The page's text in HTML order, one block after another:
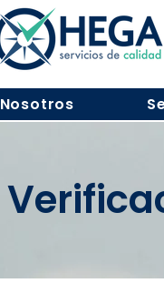
Nosotros